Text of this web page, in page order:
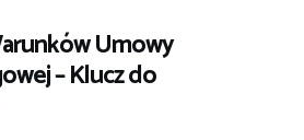
Umowy
– Klucz do